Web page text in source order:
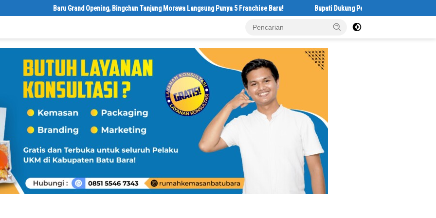
‎Baru Grand Opening, Bingchun Tanjung Morawa Langsung Punya 5 Franchise Baru! Bupati Dukung Pelestarian Budaya Melayu Melalui